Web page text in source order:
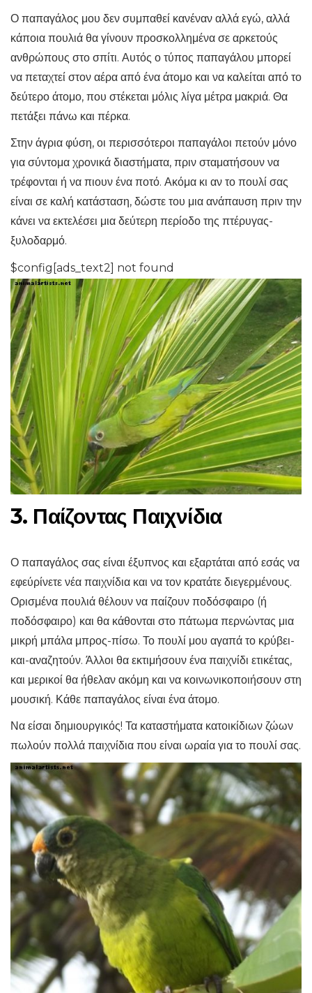
Ο παπαγάλος μου δεν συμπαθεί κανέναν αλλά εγώ, αλλά
κάποια πουλιά θα γίνουν προσκολλημένα σε αρκετούς
ανθρώπους στο σπίτι. Αυτός ο τύπος παπαγάλου μπορεί
να πεταχτεί στον αέρα από ένα άτομο και να καλείται από το
δεύτερο άτομο, που στέκεται μόλις λίγα μέτρα μακριά. Θα
πετάξει πάνω και πέρκα.
Στην άγρια ​​φύση, οι περισσότεροι παπαγάλοι πετούν μόνο
για σύντομα χρονικά διαστήματα, πριν σταματήσουν να
τρέφονται ή να πιουν ένα ποτό. Ακόμα κι αν το πουλί σας
είναι σε καλή κατάσταση, δώστε του μια ανάπαυση πριν την
κάνει να εκτελέσει μια δεύτερη περίοδο της πτέρυγας-
ξυλοδαρμό.
$config[ads_text2] not found
3. Παίζοντας Παιχνίδια
Ο παπαγάλος σας είναι έξυπνος και εξαρτάται από εσάς να
εφεύρίνετε νέα παιχνίδια και να τον κρατάτε διεγερμένους.
Ορισμένα πουλιά θέλουν να παίζουν ποδόσφαιρο (ή
ποδόσφαιρο) και θα κάθονται στο πάτωμα περνώντας μια
μικρή μπάλα μπρος-πίσω. Το πουλί μου αγαπά το κρύβει-
και-αναζητούν. Άλλοι θα εκτιμήσουν ένα παιχνίδι ετικέτας,
και μερικοί θα ήθελαν ακόμη και να κοινωνικοποιήσουν στη
μουσική. Κάθε παπαγάλος είναι ένα άτομο.
Να είσαι δημιουργικός! Τα καταστήματα κατοικίδιων ζώων
πωλούν πολλά παιχνίδια που είναι ωραία για το πουλί σας.